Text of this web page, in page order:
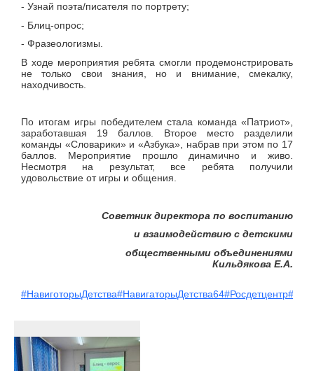
- Узнай поэта/писателя по портрету;
- Блиц-опрос;
- Фразеологизмы.
В ходе мероприятия ребята смогли продемонстрировать
не только свои знания, но и внимание, смекалку,
находчивость.
По итогам игры победителем стала команда «Патриот»,
заработавшая 19 баллов. Второе место разделили
команды «Словарики» и «Азбука», набрав при этом по 17
баллов. Мероприятие прошло динамично и живо.
Несмотря на результат, все ребята получили
удовольствие от игры и общения.
Советник директора по воспитанию
и взаимодействию с детскими
общественными объединениями
Кильдякова Е.А.
#НавиготорыДетства#НавигаторыДетства64#Росдетцентр